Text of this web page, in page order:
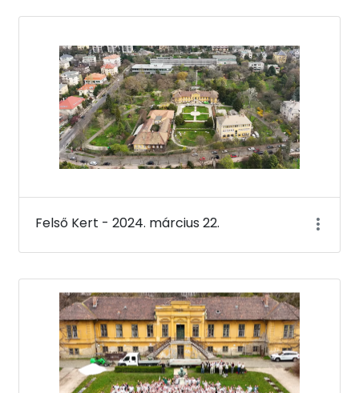
Felső Kert - 2024. március 22.